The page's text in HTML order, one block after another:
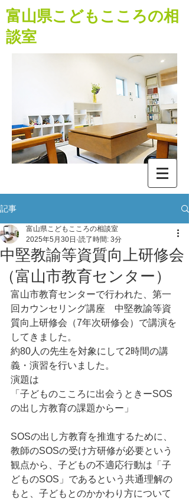
​富山県こどもこころの相
談室
記事
中堅教諭等資質向上研修会
（富山市教育センター）
富山県こどもこころの相談室
2025年5月30日 読了時間: 3分
富山市教育センターで行われた、第一
回カウンセリング講座　中堅教諭等資
質向上研修会（7年次研修会）で講演を
してきました。
約80人の先生を対象にして2時間の講
義・演習を行いました。
演題は
「子どものこころに出会うときーSOS
の出し方教育の課題からー」
SOSの出し方教育を推進するために、
教師のSOSの受け方研修が必要という
観点から、子どもの不適応行動は「子
どものSOS」であるという共通理解の
もと、子どもとのかかわり方について